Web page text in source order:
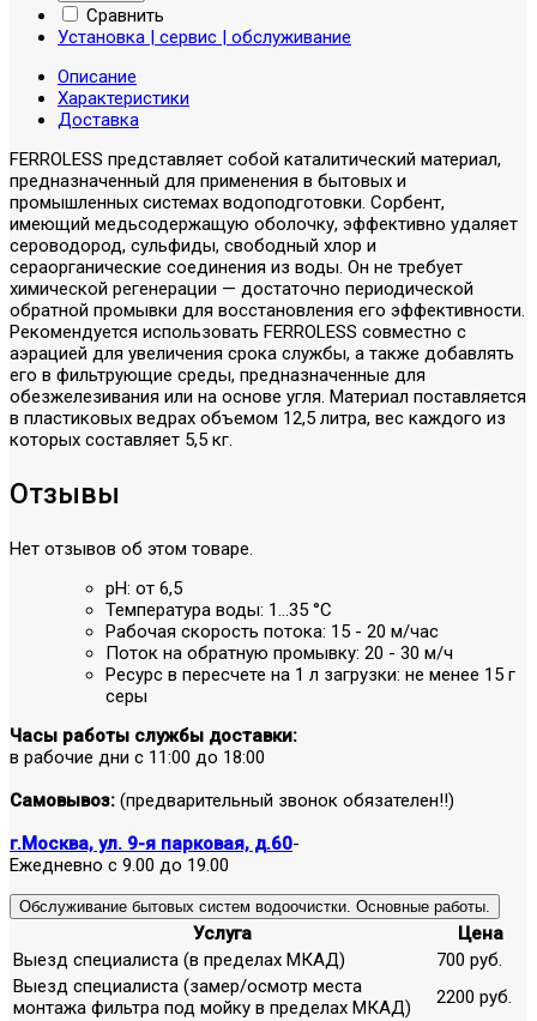
Сравнить
Установка | сервис | обслуживание
Описание
Характеристики
Доставка
FERROLESS представляет собой каталитический материал,
предназначенный для применения в бытовых и
промышленных системах водоподготовки. Сорбент,
имеющий медьсодержащую оболочку, эффективно удаляет
сероводород, сульфиды, свободный хлор и
сераорганические соединения из воды. Он не требует
химической регенерации — достаточно периодической
обратной промывки для восстановления его эффективности.
Рекомендуется использовать FERROLESS совместно с
аэрацией для увеличения срока службы, а также добавлять
его в фильтрующие среды, предназначенные для
обезжелезивания или на основе угля. Материал поставляется
в пластиковых ведрах объемом 12,5 литра, вес каждого из
которых составляет 5,5 кг.
Отзывы
Нет отзывов об этом товаре.
pH: от 6,5
Температура воды: 1…35 °C
Рабочая скорость потока: 15 - 20 м/час
Поток на обратную промывку: 20 - 30 м/ч
Ресурс в пересчете на 1 л загрузки: не менее 15 г
серы
Часы работы службы доставки:
в рабочие дни с 11:00 до 18:00
Самовывоз: (предварительный звонок обязателен!!)
г.Москва, ул. 9-я парковая, д.60-
Ежедневно с 9.00 до 19.00
Обслуживание бытовых систем водоочистки. Основные работы.
Услуга
Цена
Выезд специалиста (в пределах МКАД)
700 руб.
Выезд специалиста (замер/осмотр места
монтажа фильтра под мойку в пределах МКАД)
2200 руб.